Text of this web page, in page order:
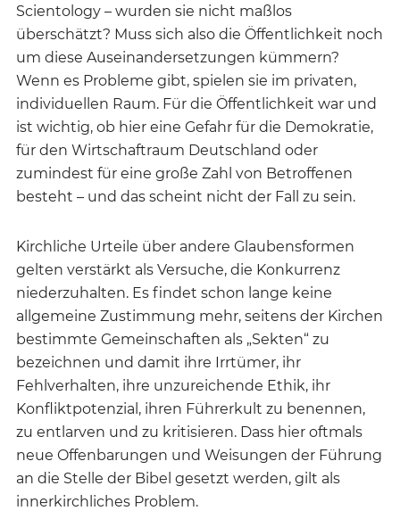
Scientology – wurden sie nicht maßlos
überschätzt? Muss sich also die Öffentlichkeit noch
um diese Auseinandersetzungen kümmern?
Wenn es Probleme gibt, spielen sie im privaten,
individuellen Raum. Für die Öffentlichkeit war und
ist wichtig, ob hier eine Gefahr für die Demokratie,
für den Wirtschaftraum Deutschland oder
zumindest für eine große Zahl von Betroffenen
besteht – und das scheint nicht der Fall zu sein.
Kirchliche Urteile über andere Glaubensformen
gelten verstärkt als Versuche, die Konkurrenz
niederzuhalten. Es findet schon lange keine
allgemeine Zustimmung mehr, seitens der Kirchen
bestimmte Gemeinschaften als „Sekten“ zu
bezeichnen und damit ihre Irrtümer, ihr
Fehlverhalten, ihre unzureichende Ethik, ihr
Konfliktpotenzial, ihren Führerkult zu benennen,
zu entlarven und zu kritisieren. Dass hier oftmals
neue Offenbarungen und Weisungen der Führung
an die Stelle der Bibel gesetzt werden, gilt als
innerkirchliches Problem.